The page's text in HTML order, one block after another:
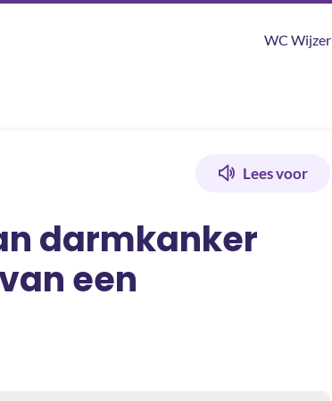
WC Wijzer
moleculaire test
Lees voor
darmkanker
een